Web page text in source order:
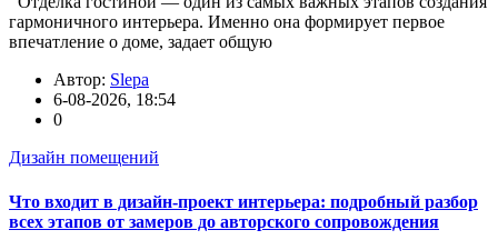
гармоничного интерьера. Именно она формирует первое
впечатление о доме, задает общую
Автор: Slepa
6-08-2026, 18:54
0
Дизайн помещений
Что входит в дизайн-проект интерьера: подробный разбор
всех этапов от замеров до авторского сопровождения